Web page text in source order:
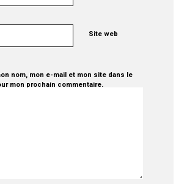
Site web
nom, mon e-mail et mon site dans le
mon prochain commentaire.